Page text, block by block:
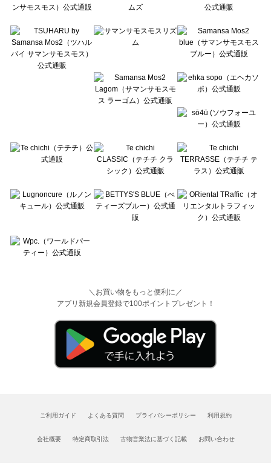
Te chichi CLASSIC（テチチ クラシック）の一覧
Lugnoncure（ルノンキュール）の一覧
BETTY'S BLUE（べティーズブルー）の一覧
Wpc.（ワールドパーティー）の一覧
＼お買い物をもっと便利に／
アプリ新規会員登録で100ポイントプレゼント！
ご利用ガイド よくある質問 プライバシーポリシー 利用規約
会社概要 特定商取引法 古物営業法に基づく記載 お問い合わせ